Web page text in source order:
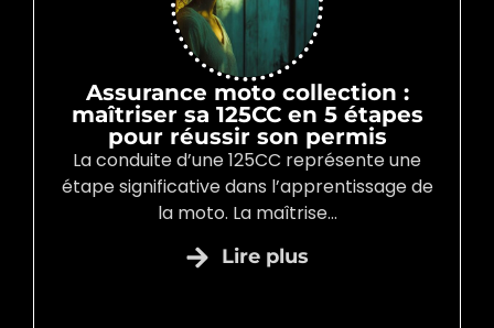
Assurance moto collection :
maîtriser sa 125CC en 5 étapes
pour réussir son permis
La conduite d’une 125CC représente une
étape significative dans l’apprentissage de
la moto. La maîtrise...
Lire plus